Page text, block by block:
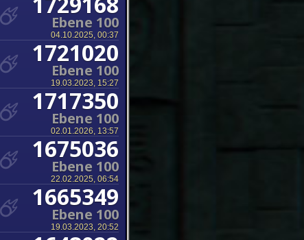
Ebene 100
04.10.2025, 00:37
1721020
Ebene 100
19.03.2023, 15:27
1717350
Ebene 100
02.01.2026, 13:57
1675036
Ebene 100
22.02.2025, 06:54
1665349
Ebene 100
19.03.2023, 20:52